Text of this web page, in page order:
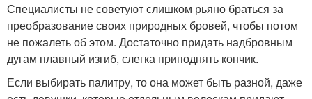
Специалисты не советуют слишком рьяно браться за
преобразование своих природных бровей, чтобы потом
не пожалеть об этом. Достаточно придать надбровным
дугам плавный изгиб, слегка приподнять кончик.
Если выбирать палитру, то она может быть разной, даже